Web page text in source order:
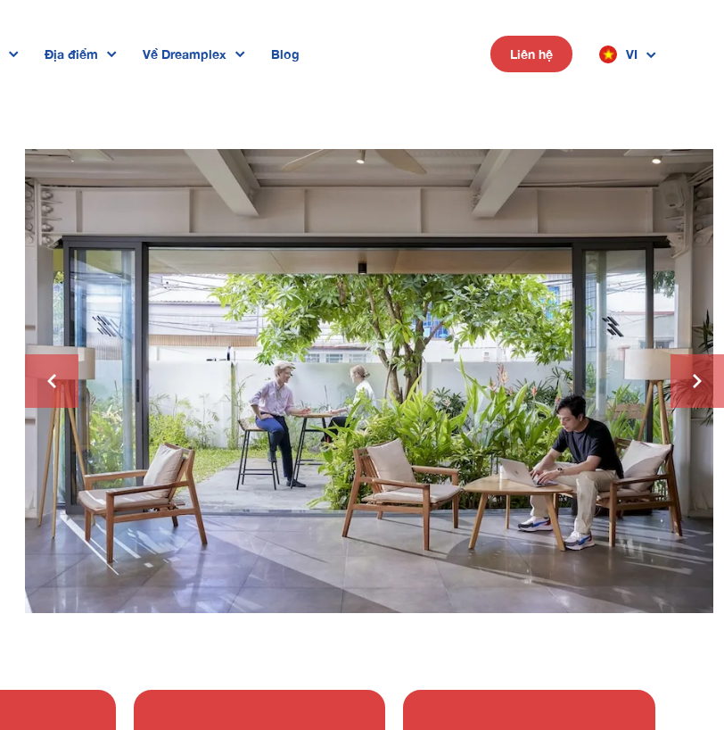
Địa điểm
Dreamplex Lê Hiến Mai
Dreamplex Ngô Quang Huy
Dreamplex Trần Quang Khải
Dreamplex Nguyễn Trung Ngạn
Dreamplex Thái Hà
Về Dreamplex Blog Liên hệ VI